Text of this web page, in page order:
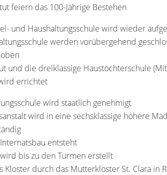
feiern das 100-Jährige Bestehen
und Haushaltungsschule wird wieder
werden vorübergehend
und die dreiklassige Haustöchterschule
errichtet
wird staatlich genehmigt
wird in eine sechsklassige höhere
entsteht
bis zu den Türmen erstellt
durch das Mutterkloster St. Clara in